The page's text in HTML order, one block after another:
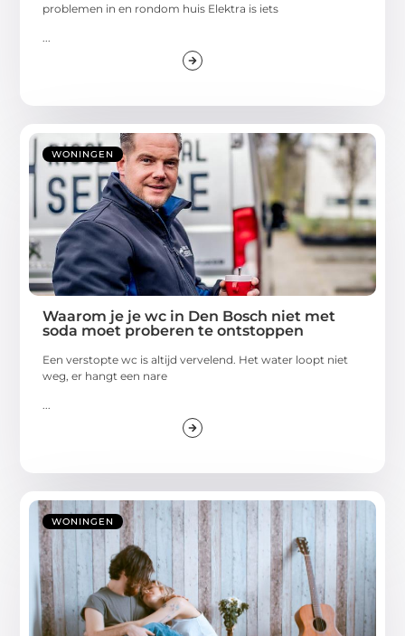
problemen in en rondom huis Elektra is iets
...
WONINGEN
Waarom je je wc in Den Bosch niet met
soda moet proberen te ontstoppen
Een verstopte wc is altijd vervelend. Het water loopt niet
weg, er hangt een nare
...
WONINGEN